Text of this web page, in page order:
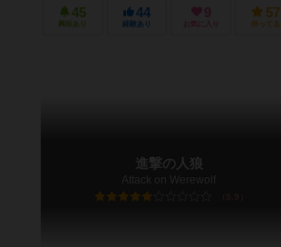
45
興味あり
44
経験あり
9
お気に入り
57
持ってる
進撃の人狼
Attack on Werewolf
5.9